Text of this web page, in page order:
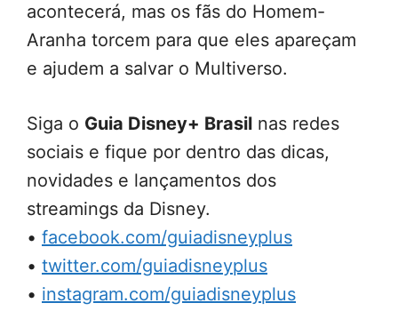
acontecerá, mas os fãs do Homem-
Aranha torcem para que eles apareçam
e ajudem a salvar o Multiverso.
Siga o Guia Disney+ Brasil nas redes
sociais e fique por dentro das dicas,
novidades e lançamentos dos
streamings da Disney.
• facebook.com/guiadisneyplus
• twitter.com/guiadisneyplus
• instagram.com/guiadisneyplus